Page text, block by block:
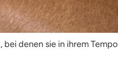
denen sie in ihrem Tempo